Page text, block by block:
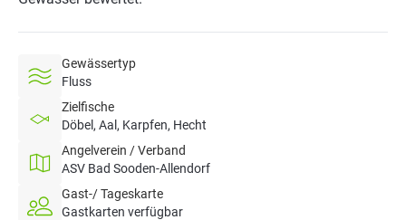
Gewässertyp
Fluss
Zielfische
Döbel, Aal, Karpfen, Hecht
Angelverein / Verband
ASV Bad Sooden-Allendorf
Gast-/ Tageskarte
Gastkarten verfügbar